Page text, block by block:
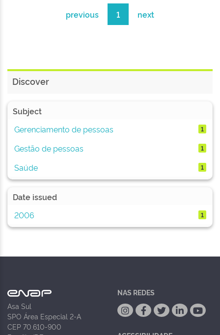
previous 1 next
Discover
Subject
Gerenciamento de pessoas
1
Gestão de pessoas 1
Saúde 1
Date issued
2006
1
Asa Sul
SPO Área Especial 2-A
CEP 70.610-900
NAS REDES